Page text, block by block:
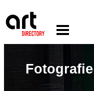
Fotografie